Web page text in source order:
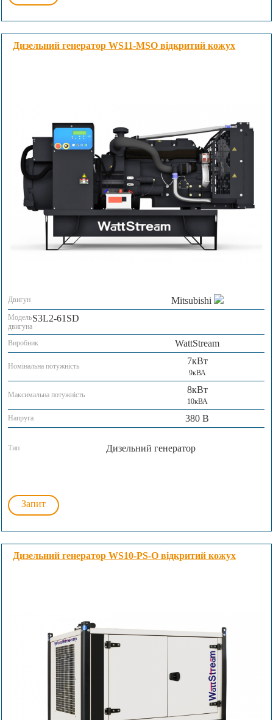
Дизельний генератор WS11-MSO відкритий кожух
Двигун Mitsubishi
Модель
двигуна
S3L2-61SD
Виробник WattStream
Номінальна потужність 7кВт
9кВА
Максимальна потужність 8кВт
10кВА
Напруга
380 В
Тип Дизельний генератор
Запит
Дизельний генератор WS10-PS-O відкритий кожух